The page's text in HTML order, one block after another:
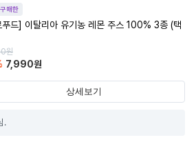
매한
푸드] 이탈리아 유기농 레몬 주스 100% 3종 (택
원
7,990원
상세보기
.